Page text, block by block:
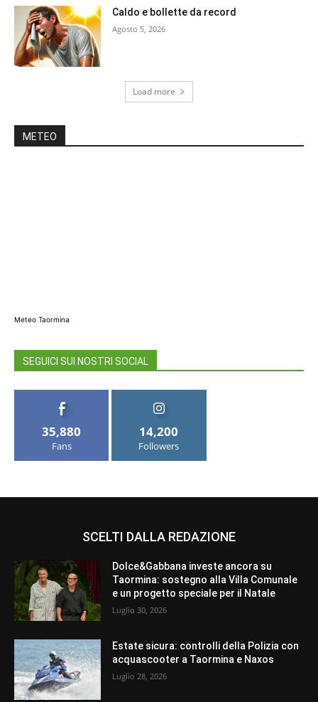
Caldo e bollette da record
Agosto 5, 2026
Load more
METEO
Meteo Taormina
SEGUICI SUI NOSTRI SOCIAL
35,880
Fans
14,200
Followers
SCELTI DALLA REDAZIONE
Dolce&Gabbana investe ancora su
Taormina: sostegno alla Villa Comunale
e un progetto speciale per il Natale
Luglio 30, 2026
Estate sicura: controlli della Polizia con
acquascooter a Taormina e Naxos
Luglio 28, 2026